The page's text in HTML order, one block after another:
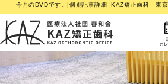
今月のDVDです。|個別記事詳細│KAZ矯正歯科 東
カ
医院案内